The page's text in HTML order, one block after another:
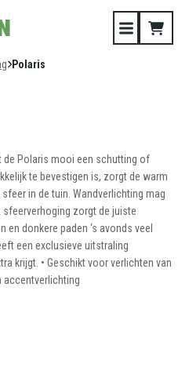
Polaris
de Polaris mooi een schutting of
te bevestigen is, zorgt de warm
in de tuin. Wandverlichting mag
zorgt de juiste
donkere paden ‘s avonds veel
een exclusieve uitstraling
krijgt. • Geschikt voor verlichten van
accentverlichting